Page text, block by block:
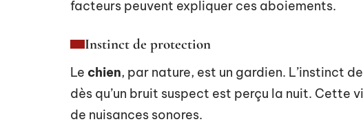
facteurs peuvent expliquer ces aboiements.
Instinct de protection
Le chien, par nature, est un gardien. L’instinct
dès qu’un bruit suspect est perçu la nuit. Cette
de nuisances sonores.